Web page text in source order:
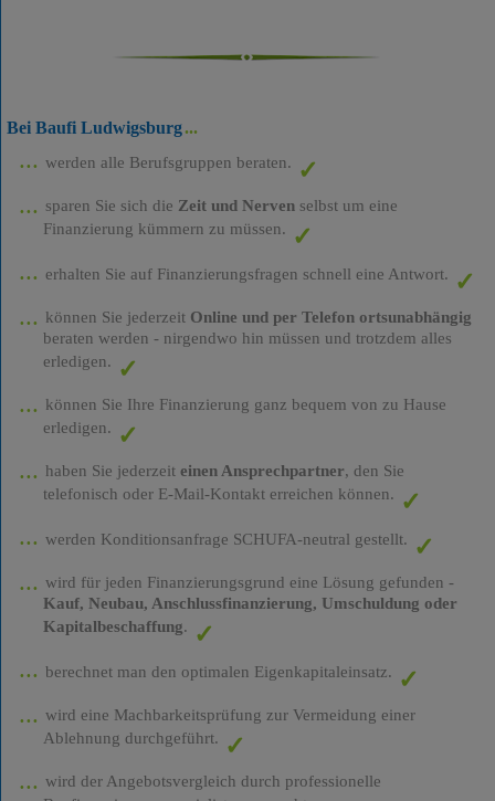
Bei Baufi Ludwigsburg
werden alle Berufsgruppen beraten.
sparen Sie sich die Zeit und Nervenselbst um eine
Finanzierung kümmern zu müssen.
erhalten Sie auf Finanzierungsfragen schnell eine Antwort.
können Sie jederzeit Online und per Telefon ortsunabhängig
beraten werden - nirgendwo hin müssen und trotzdem alles
erledigen.
können Sie Ihre Finanzierung ganz bequem von zu Hause
erledigen.
haben Sie jederzeit einen Ansprechpartner, den Sie
telefonisch oder E-Mail-Kontakt erreichen können.
werden Konditionsanfrage SCHUFA-neutral gestellt.
wird für jeden Finanzierungsgrund eine Lösung gefunden -
Kauf, Neubau, Anschlussfinanzierung, Umschuldung oder
Kapitalbeschaffung.
berechnet man den optimalen Eigenkapitaleinsatz.
wird eine Machbarkeitsprüfung zur Vermeidung einer
Ablehnung durchgeführt.
wird der Angebotsvergleich durch professionelle